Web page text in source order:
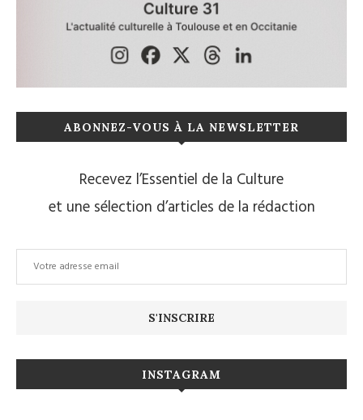
ABONNEZ-VOUS À LA NEWSLETTER
Recevez l’Essentiel de la Culture
et une sélection d’articles de la rédaction
INSTAGRAM